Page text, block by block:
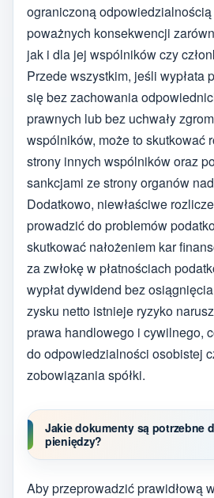
ograniczoną
poważnych konsekwencji
jak i dla jej wspólników czy
Przede wszystkim, jeśli wypłata
się bez zachowania
prawnych lub bez uchwały
wspólników, może to skutkować
strony innych wspólników oraz
sankcjami ze strony organów
Dodatkowo, niewłaściwe
prowadzić do problemów
skutkować nałożeniem kar
za zwłokę w płatnościach
wypłat dywidend bez
zysku netto istnieje ryzyko
prawa handlowego i cywilnego,
do odpowiedzialności osobistej
zobowiązania spółki.
Jakie dokumenty są potrzebne
pieniędzy?
Aby przeprowadzić prawidłową